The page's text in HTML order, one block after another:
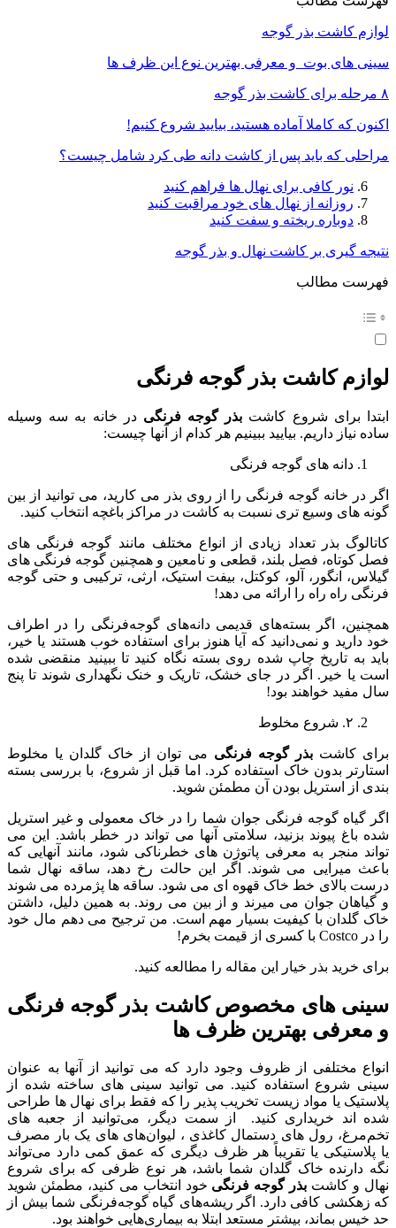
لوازم کاشت بذر گوجه
سینی های بوت و معرفی بهترین نوع این ظرف ها
۸ مرحله برای کاشت بذر گوجه
اکنون که کاملا آماده هستید، بیایید شروع کنیم!
مراحلی که باید پس از کاشت دانه طی کرد شامل چیست؟
نور کافی برای نهال ها فراهم کنید
روزانه از نهال های خود مراقبت کنید
دوباره ریخته و سفت کنید
نتیجه گیری بر کاشت نهال و بذر گوجه
فهرست مطالب
لوازم کاشت بذر گوجه فرنگی
ابتدا برای شروع کاشت بذر گوجه فرنگی در خانه به سه وسیله
ساده نیاز داریم. بیایید ببینیم هر کدام از آنها چیست:
دانه های گوجه فرنگی
اگر در خانه گوجه فرنگی را از روی بذر می کارید، می توانید از بین
گونه های وسیع تری نسبت به کاشت در مراکز باغچه انتخاب کنید.
کاتالوگ بذر تعداد زیادی از انواع مختلف مانند گوجه فرنگی های
فصل کوتاه، فصل بلند، قطعی و نامعین و همچنین گوجه فرنگی های
گیلاس، انگور، آلو، کوکتل، بیفت استیک، ارثی، ترکیبی و حتی گوجه
فرنگی راه راه را ارائه می دهد!
همچنین، اگر بسته‌های قدیمی دانه‌های گوجه‌فرنگی را در اطراف
خود دارید و نمی‌دانید که آیا هنوز برای استفاده خوب هستند یا خیر،
باید به تاریخ چاپ شده روی بسته نگاه کنید تا ببینید منقضی شده
است یا خیر. اگر در جای خشک، تاریک و خنک نگهداری شوند تا پنج
سال مفید خواهند بود!
۲. شروع مخلوط
برای کاشتبذر گوجه فرنگی می توان از خاک گلدان یا مخلوط
استارتر بدون خاک استفاده کرد. اما قبل از شروع، با بررسی بسته
بندی از استریل بودن آن مطمئن شوید.
اگر گیاه گوجه فرنگی جوان شما را در خاک معمولی و غیر استریل
شده باغ پیوند بزنید، سلامتی آنها می تواند در خطر باشد. این می
تواند منجر به معرفی پاتوژن های خطرناکی شود، مانند آنهایی که
باعث میرایی می شوند. اگر این حالت رخ دهد، ساقه نهال شما
درست بالای خط خاک قهوه ای می شود. ساقه ها پژمرده می شوند
و گیاهان جوان می میرند و از بین می روند. به همین دلیل، داشتن
خاک گلدان با کیفیت بسیار مهم است. من ترجیح می دهم مال خود
را در Costco با کسری از قیمت بخرم!
برای خرید بذر خیار این مقاله را مطالعه کنید.
سینی های مخصوص کاشت بذر گوجه فرنگی
و معرفی بهترین ظرف ها
انواع مختلفی از ظروف وجود دارد که می توانید از آنها به عنوان
سینی شروع استفاده کنید. می توانید سینی های ساخته شده از
پلاستیک یا مواد زیست تخریب پذیر را که فقط برای نهال ها طراحی
شده اند خریداری کنید. از سمت دیگر، می‌توانید از جعبه های
تخم‌مرغ، رول‌ های دستمال کاغذی ، لیوان‌های های یک بار مصرف
یا پلاستیکی یا تقریباً هر ظرف دیگری که عمق کمی دارد می‌تواند
نگه دارنده خاک گلدان شما باشد، هر نوع ظرفی که برای شروع
نهال و کاشت بذر گوجه فرنگی خود انتخاب می کنید، مطمئن شوید
که زهکشی کافی دارد. اگر ریشه‌های گیاه گوجه‌فرنگی شما بیش از
حد خیس بماند، بیشتر مستعد ابتلا به بیماری‌هایی خواهند بود.